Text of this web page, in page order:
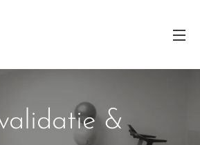
&